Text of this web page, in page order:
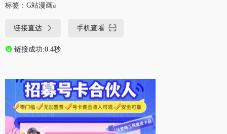
标签： G站漫画
链接直达 手机查看
链接成功:0.4秒